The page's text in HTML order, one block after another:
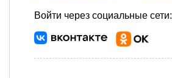
Войти через социальные сети: